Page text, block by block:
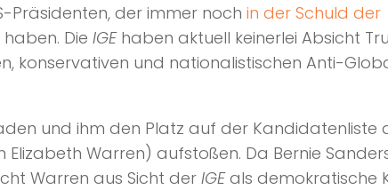
Präsidenten, der immer noch in der Schuld der
Die IGEhaben aktuell keinerlei Absicht
konservativen und nationalistischen Anti-
und ihm den Platz auf der Kandidatenliste
Warren) aufstoßen. Da Bernie
Warren aus Sicht der IGEals demokratische